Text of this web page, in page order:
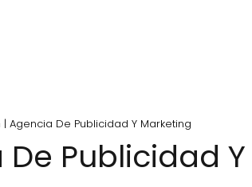
Agencia De Publicidad Y Marketing
Publicidad Y